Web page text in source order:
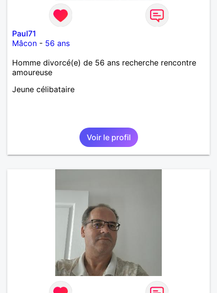
Paul71
Mâcon - 56 ans
Homme divorcé(e) de 56 ans recherche rencontre
amoureuse
Jeune célibataire
Voir le profil